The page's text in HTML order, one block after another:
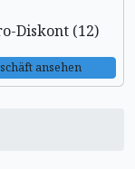
Diskont (12)
ansehen